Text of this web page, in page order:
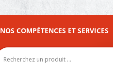
NOS COMPÉTENCES ET SERVICES